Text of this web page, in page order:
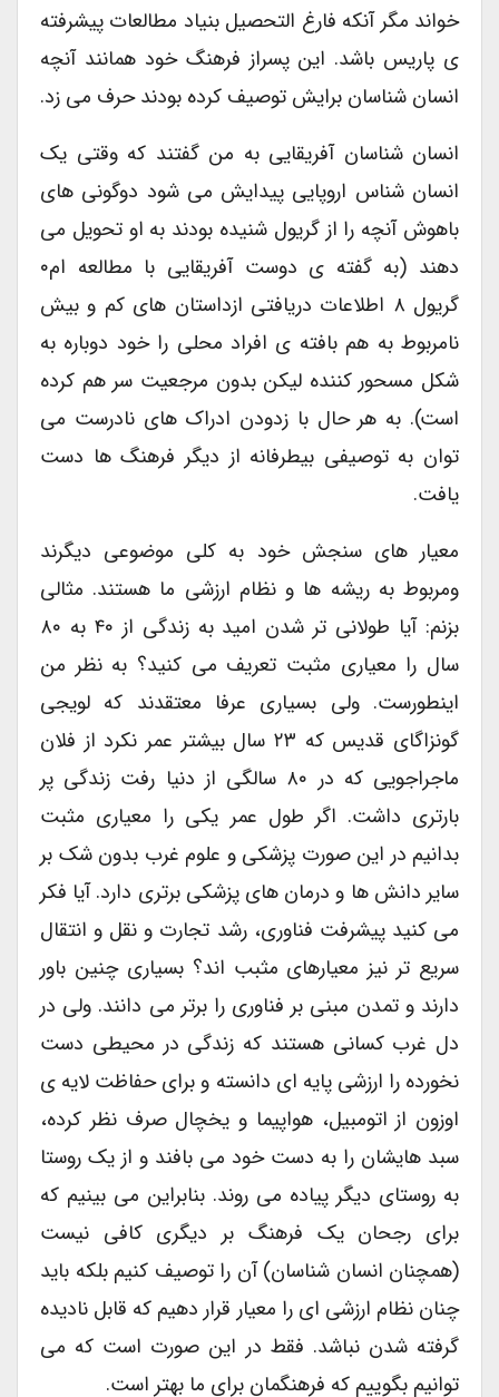
خواند مگر آنکه فارغ التحصیل بنیاد مطالعات پیشرفته
ی پاریس باشد. این پسراز فرهنگ خود همانند آنچه
انسان شناسان برایش توصیف کرده بودند حرف می زد.
انسان شناسان آفریقایی به من گفتند که وقتی یک
انسان شناس اروپایی پیدایش می شود دوگونی های
باهوش آنچه را از گریول شنیده بودند به او تحویل می
دهند (به گفته ی دوست آفریقایی با مطالعه ام۰
گریول ۸ اطلاعات دریافتی ازداستان های کم و بیش
نامربوط به هم بافته ی افراد محلی را خود دوباره به
شکل مسحور کننده لیکن بدون مرجعیت سر هم کرده
است). به هر حال با زدودن ادراک های نادرست می
توان به توصیفی بیطرفانه از دیگر فرهنگ ها دست
یافت.
معیار های سنجش خود به کلی موضوعی دیگرند
ومربوط به ریشه ها و نظام ارزشی ما هستند. مثالی
بزنم: آیا طولانی تر شدن امید به زندگی از ۴۰ به ۸۰
سال را معیاری مثبت تعریف می کنید؟ به نظر من
اینطورست. ولی بسیاری عرفا معتقدند که لویجی
گونزاگای قدیس که ۲۳ سال بیشتر عمر نکرد از فلان
ماجراجویی که در ۸۰ سالگی از دنیا رفت زندگی پر
بارتری داشت. اگر طول عمر یکی را معیاری مثبت
بدانیم در این صورت پزشکی و علوم غرب بدون شک بر
سایر دانش ها و درمان های پزشکی برتری دارد. آیا فکر
می کنید پیشرفت فناوری، رشد تجارت و نقل و انتقال
سریع تر نیز معیارهای مثبب اند؟ بسیاری چنین باور
دارند و تمدن مبنی بر فناوری را برتر می دانند. ولی در
دل غرب کسانی هستند که زندگی در محیطی دست
نخورده را ارزشی پایه ای دانسته و برای حفاظت لایه ی
اوزون از اتومبیل، هواپیما و یخچال صرف نظر کرده،
سبد هایشان را به دست خود می بافند و از یک روستا
به روستای دیگر پیاده می روند. بنابراین می بینیم که
برای رجحان یک فرهنگ بر دیگری کافی نیست
(همچنان انسان شناسان) آن را توصیف کنیم بلکه باید
چنان نظام ارزشی ای را معیار قرار دهیم که قابل نادیده
گرفته شدن نباشد. فقط در این صورت است که می
توانیم بگوییم که فرهنگمان برای ما بهتر است.